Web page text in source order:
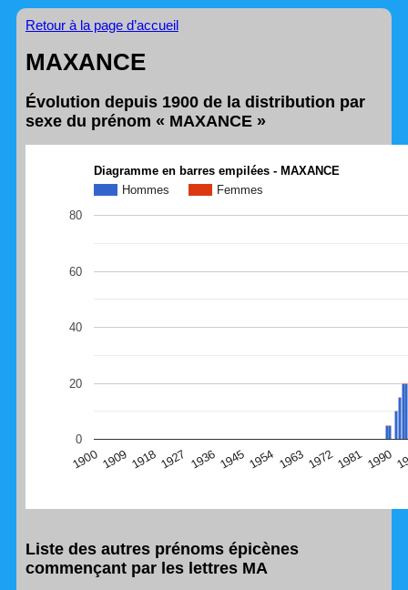
Retour à la page d’accueil
MAXANCE
Évolution depuis 1900 de la distribution par
sexe du prénom « MAXANCE »
Diagramme en barres empilées - MAXANCE
Hommes
Femmes
1900 1909 1918 1927 1936 1945 1954 1963 19721981 1990
0
20
40
60
80
navigateur Safari en ce moment)
Liste des autres prénoms épicènes
commençant par les lettres MA